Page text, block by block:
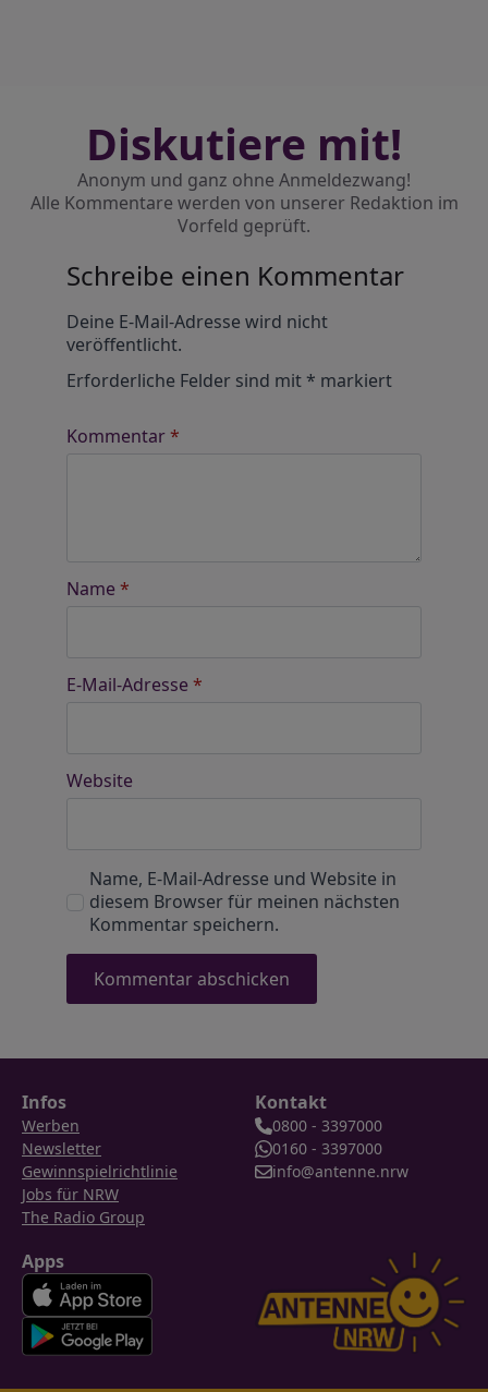
Diskutiere mit!
Anonym und ganz ohne Anmeldezwang!
Alle Kommentare werden von unserer Redaktion im
Vorfeld geprüft.
Schreibe einen Kommentar
Deine E-Mail-Adresse wird nicht
veröffentlicht.
Erforderliche Felder sind mit* markiert
Kommentar*
Name *
E-Mail-Adresse *
Website
Name, E-Mail-Adresse und Website in
diesem Browser für meinen nächsten
Kommentar speichern.
Infos
Werben
Newsletter
Gewinnspielrichtlinie
Jobs für NRW
The Radio Group
Kontakt
0800 - 3397000
0160 - 3397000
info@antenne.nrw
Apps